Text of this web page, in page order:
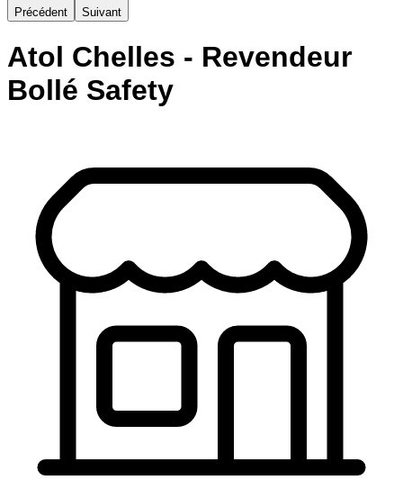
Précédent Suivant
Atol Chelles - Revendeur
Bollé Safety